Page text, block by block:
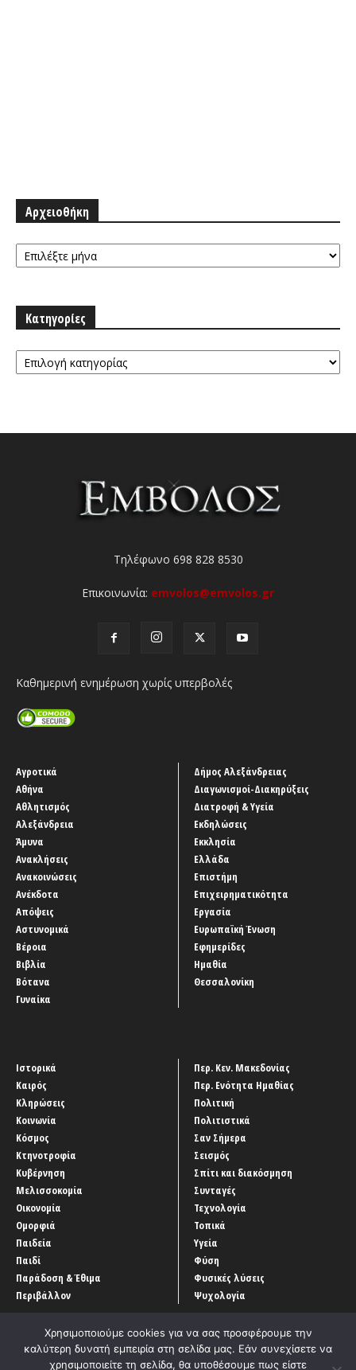
Αρχειοθήκη
Αρχειοθήκη
Κατηγορίες
Κατηγορίες
Τηλέφωνο 698 828 8530
Επικοινωνία: emvolos@emvolos.gr
Καθημερινή ενημέρωση χωρίς υπερβολές
Αγροτικά
Αθήνα
Αθλητισμός
Αλεξάνδρεια
Άμυνα
Ανακλήσεις
Ανακοινώσεις
Ανέκδοτα
Απόψεις
Αστυνομικά
Βέροια
Βιβλία
Βότανα
Γυναίκα
Δήμος Αλεξάνδρειας
Διαγωνισμοί-Διακηρύξεις
Διατροφή & Υγεία
Εκδηλώσεις
Εκκλησία
Ελλάδα
Επιστήμη
Επιχειρηματικότητα
Εργασία
Ευρωπαϊκή Ένωση
Εφημερίδες
Ημαθία
Θεσσαλονίκη
Ιστορικά
Καιρός
Κληρώσεις
Κοινωνία
Κόσμος
Κτηνοτροφία
Κυβέρνηση
Μελισσοκομία
Οικονομία
Ομορφιά
Παιδεία
Παιδί
Παράδοση & Έθιμα
Περιβάλλον
Περ. Κεν. Μακεδονίας
Περ. Ενότητα Ημαθίας
Πολιτική
Πολιτιστικά
Σαν Σήμερα
Σεισμός
Σπίτι και διακόσμηση
Συνταγές
Τεχνολογία
Τοπικά
Υγεία
Φύση
Φυσικές λύσεις
Ψυχολογία
Χρησιμοποιούμε cookies για να σας προσφέρουμε την
καλύτερη δυνατή εμπειρία στη σελίδα μας. Εάν συνεχίσετε να
χρησιμοποιείτε τη σελίδα, θα υποθέσουμε πως είστε